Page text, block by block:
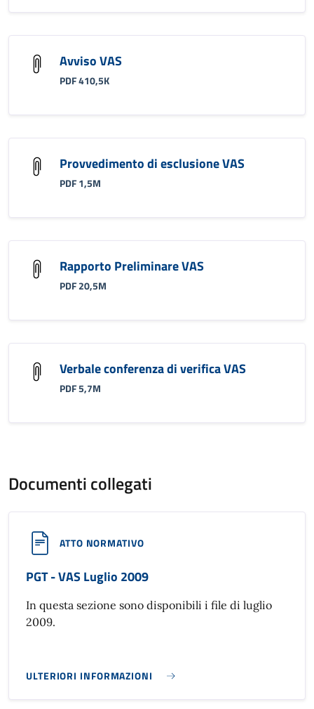
Avviso VAS
PDF 410,5K
Provvedimento di esclusione VAS
PDF 1,5M
Rapporto Preliminare VAS
PDF 20,5M
Verbale conferenza di verifica VAS
PDF 5,7M
Documenti collegati
ATTO NORMATIVO
PGT - VAS Luglio 2009
In questa sezione sono disponibili i file di luglio
2009.
ULTERIORI INFORMAZIONI
PGT - VAS LUGLIO 2009}